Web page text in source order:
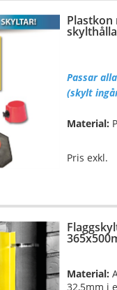
Vikt:17kg
Plastkon
Passar
(skylt
Material:
Höjd:
Ni gör
Pris exkl.
Material:
32,5mm i